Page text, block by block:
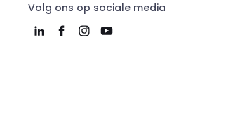
Volg ons op sociale media